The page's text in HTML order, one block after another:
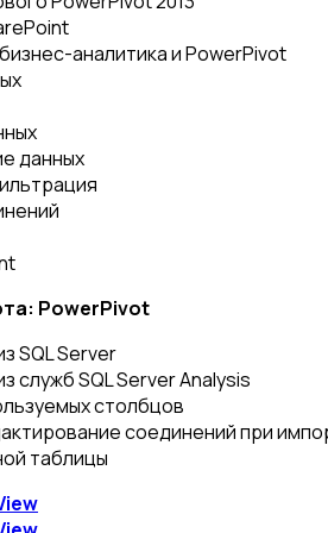
аналитика и PowerPivot
данных
PowerPivot
SQL Server
служб SQL Server Analysis
столбцов
соединений при
таблицы